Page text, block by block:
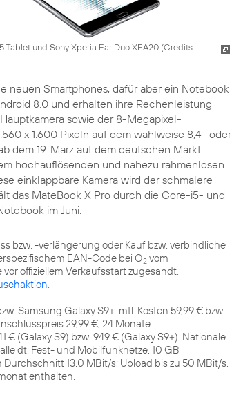
Tablet und Sony Xperia Ear Duo XEA20 (Credits:
neuen Smartphones, dafür aber ein Notebook
8.0 und erhalten ihre Rechenleistung
sowie der 8-Megapixel-
x 1.600 Pixeln auf dem wahlweise 8,4- oder
dem 19. März auf dem deutschen Markt
hochauflösenden und nahezu rahmenlosen
einklappbare Kamera wird der schmalere
das MateBook X Pro durch die Core-i5- und
im Juni.
bzw. -verlängerung oder Kauf bzw. verbindliche
EAN-Code bei O2 vom
vor offiziellem Verkaufsstart zugesandt.
.
Samsung Galaxy S9+: mtl. Kosten 59,99 € bzw.
29,99 €; 24 Monate
(Galaxy S9) bzw. 949 € (Galaxy S9+). Nationale
dt. Fest- und Mobilfunknetze, 10 GB
13,0 MBit/s; Upload bis zu 50 MBit/s,
enthalten.